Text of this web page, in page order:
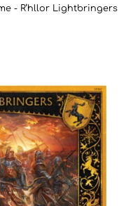
- R’hllor Lightbringers